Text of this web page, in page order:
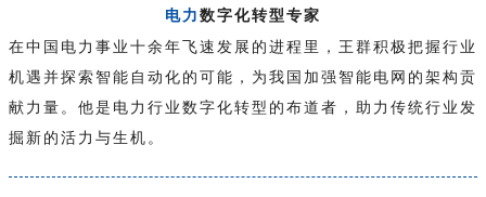
电力数字化转型专家
在中国电力事业十余年飞速发展的进程里，王群积极把握行业
机遇并探索智能自动化的可能，为我国加强智能电网的架构贡
献力量。他是电力行业数字化转型的布道者，助力传统行业发
掘新的活力与生机。